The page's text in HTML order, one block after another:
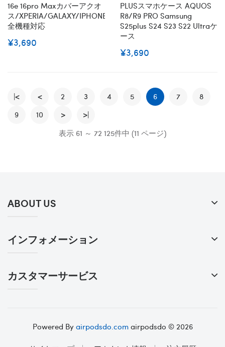
16e 16pro Maxカバーアクオ
ス/XPERIA/GALAXY/IPHONE
全機種対応
¥3,690
PLUSスマホケース AQUOS
R8/R9 PRO Samsung
S25plus S24 S23 S22 Ultraケ
ース
¥3,690
|< < 2 3 4 5 6 7
8
9
10 >
>|
表示 61 ～ 72 125件中 (11 ページ)
ABOUT US
インフォメーション
カスタマーサービス
Powered Byairpodsdo.comairpodsdo © 2026